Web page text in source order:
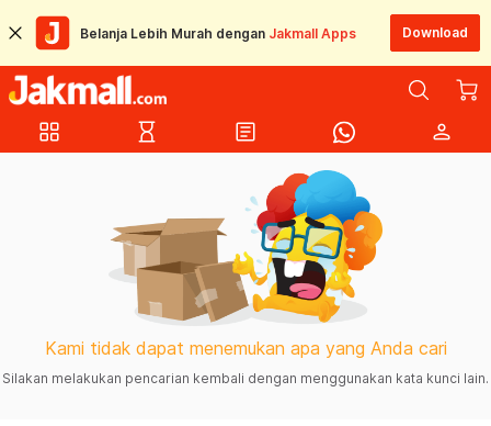
Belanja Lebih Murah dengan Jakmall Apps Download
grid_view hourglass_empty article person
Kami tidak dapat menemukan apa yang Anda cari
Silakan melakukan pencarian kembali dengan menggunakan kata kunci lain.